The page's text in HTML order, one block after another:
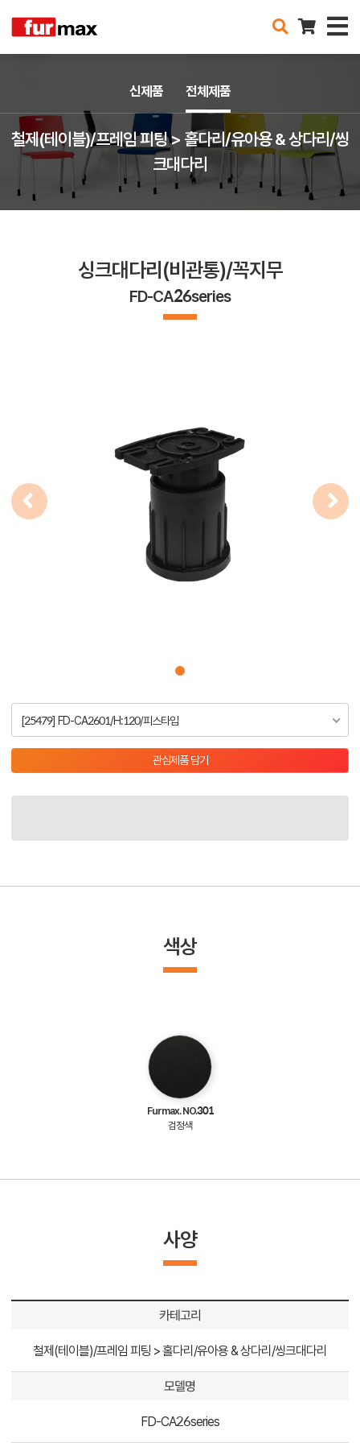
철제(테이블)/프레임 피팅 > 홀다리/유아용 & 상다리/씽
크대다리
신제품 전체제품
싱크대다리(비관통)/꼭지무
FD-CA26series
[25479] FD-CA2601/H:120/피스타입
관심제품 담기
색상
Furmax. NO.301
검정색
사양
카테고리
철제(테이블)/프레임 피팅 > 홀다리/유아용 & 상다리/씽크대다리
모델명
FD-CA26series